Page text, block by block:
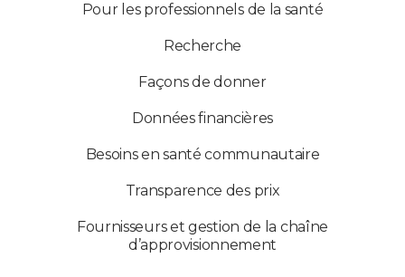
Pour les professionnels de la santé
Recherche
Façons de donner
Données financières
Besoins en santé communautaire
Transparence des prix
Fournisseurs et gestion de la chaîne
d’approvisionnement